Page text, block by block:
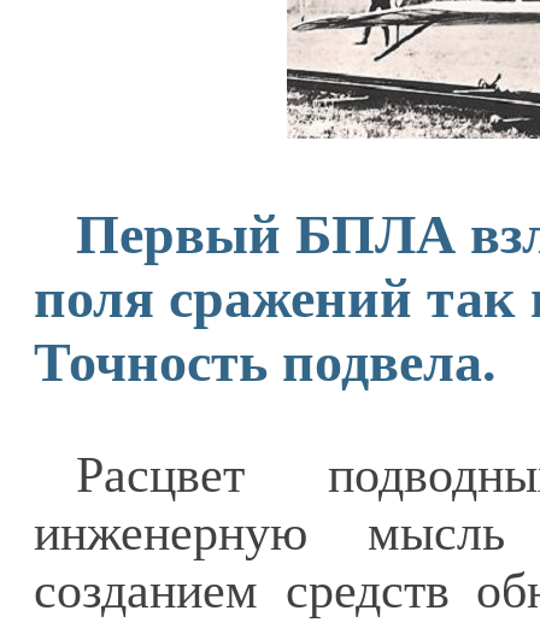
Первый БПЛА
поля сражений так
Точность подвела.
Расцвет
инженерную мысль
созданием средств